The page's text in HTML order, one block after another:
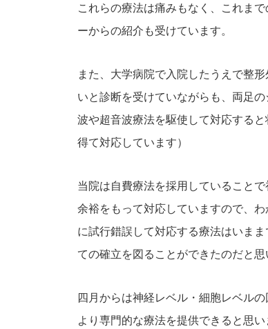
これらの療法は痛みもなく、これま
ーからの紹介も受けています。
また、大学病院で入院したうえで整
いと診断を受けていながらも、両足
波や超音波療法を駆使して対応する
得て対応しています）
当院は自費療法を採用していること
余裕をもって対応していますので、
に試行錯誤して対応する療法はいま
ての確立を図ることができたのだと思
四月からは神経レベル・細胞レベル
より専門的な療法を提供できると思い